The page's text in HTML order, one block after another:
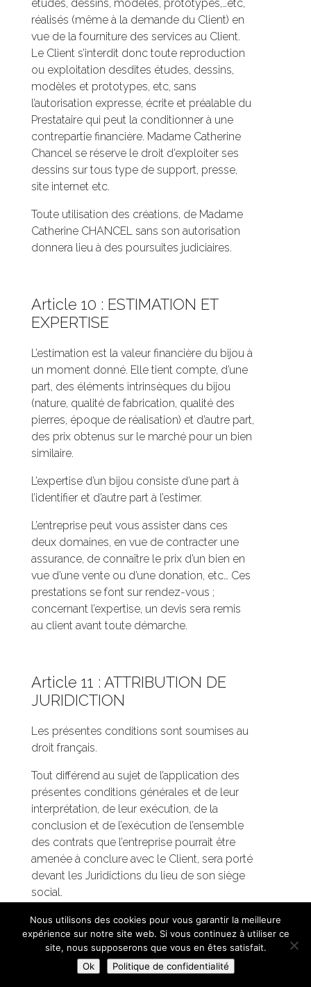
études, dessins, modèles, prototypes,…etc,
réalisés (même à la demande du Client) en
vue de la fourniture des services au Client.
Le Client s’interdit donc toute reproduction
ou exploitation desdites études, dessins,
modèles et prototypes, etc, sans
l’autorisation expresse, écrite et préalable du
Prestataire qui peut la conditionner à une
contrepartie financière. Madame Catherine
Chancel se réserve le droit d’exploiter ses
dessins sur tous type de support, presse,
site internet etc.
Toute utilisation des créations, de Madame
Catherine CHANCEL sans son autorisation
donnera lieu à des poursuites judiciaires.
Article 10 : ESTIMATION ET
EXPERTISE
L’estimation est la valeur financière du bijou à
un moment donné. Elle tient compte, d’une
part, des éléments intrinsèques du bijou
(nature, qualité de fabrication, qualité des
pierres, époque de réalisation) et d’autre part,
des prix obtenus sur le marché pour un bien
similaire.
L’expertise d’un bijou consiste d’une part à
l’identifier et d’autre part à l’estimer.
L’entreprise peut vous assister dans ces
deux domaines, en vue de contracter une
assurance, de connaître le prix d’un bien en
vue d’une vente ou d’une donation, etc… Ces
prestations se font sur rendez-vous ;
concernant l’expertise, un devis sera remis
au client avant toute démarche.
Article 11 : ATTRIBUTION DE
JURIDICTION
Les présentes conditions sont soumises au
droit français.
Tout différend au sujet de l’application des
présentes conditions générales et de leur
interprétation, de leur exécution, de la
conclusion et de l’exécution de l’ensemble
des contrats que l’entreprise pourrait être
amenée à conclure avec le Client, sera porté
devant les Juridictions du lieu de son siège
social.
Instagram
Nous utilisons des cookies pour vous garantir la meilleure
expérience sur notre site web. Si vous continuez à utiliser ce
site, nous supposerons que vous en êtes satisfait.
Ok
Politique de confidentialité